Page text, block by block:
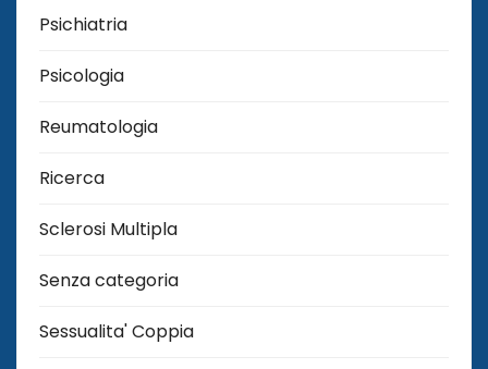
Psichiatria
Psicologia
Reumatologia
Ricerca
Sclerosi Multipla
Senza categoria
Sessualita' Coppia